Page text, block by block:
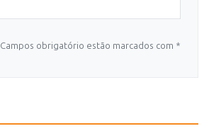
Campos obrigatório estão marcados com *